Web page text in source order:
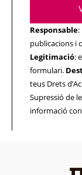
Responsable:
publicacions i
Legitimació:
formulari.
teus Drets
Supressió de
informació